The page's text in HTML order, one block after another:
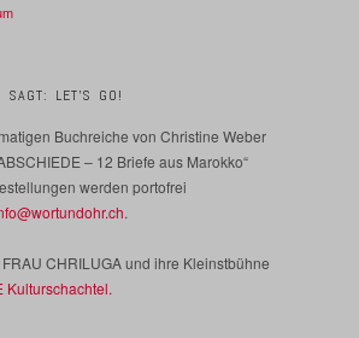
LET’S GO!
Buchreiche von Christine Weber
– 12 Briefe aus Marokko“
werden portofrei
.
CHRILUGA und ihre Kleinstbühne
Kulturschachtel.